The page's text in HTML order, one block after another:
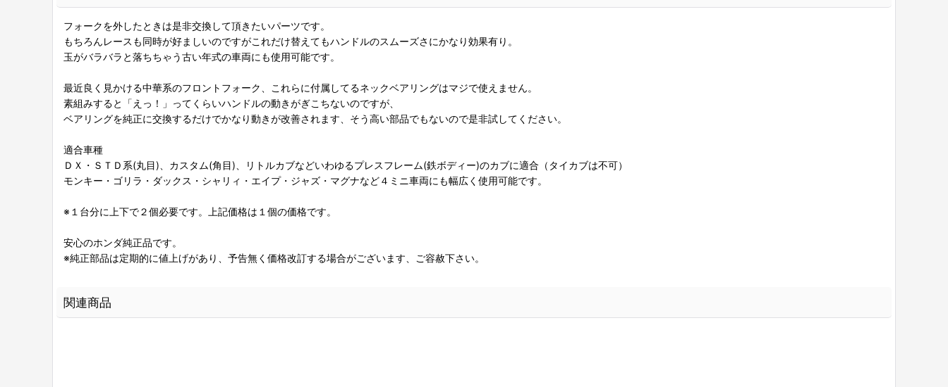
フォークを外したときは是非交換して頂きたいパーツです。
もちろんレースも同時が好ましいのですがこれだけ替えてもハンドルのスムーズさにかなり効果有り。
玉がバラバラと落ちちゃう古い年式の車両にも使用可能です。
最近良く見かける中華系のフロントフォーク、これらに付属してるネックベアリングはマジで使えません。
素組みすると「えっ！」ってくらいハンドルの動きがぎこちないのですが、
ベアリングを純正に交換するだけでかなり動きが改善されます、そう高い部品でもないので是非試してください。
適合車種
ＤＸ・ＳＴＤ系(丸目)、カスタム(角目)、リトルカブなどいわゆるプレスフレーム(鉄ボディー)のカブに適合（タイカブは不可）
モンキー・ゴリラ・ダックス・シャリィ・エイプ・ジャズ・マグナなど４ミニ車両にも幅広く使用可能です。
※１台分に上下で２個必要です。上記価格は１個の価格です。
安心のホンダ純正品です。
※純正部品は定期的に値上げがあり、予告無く価格改訂する場合がございます、ご容赦下さい。
関連商品